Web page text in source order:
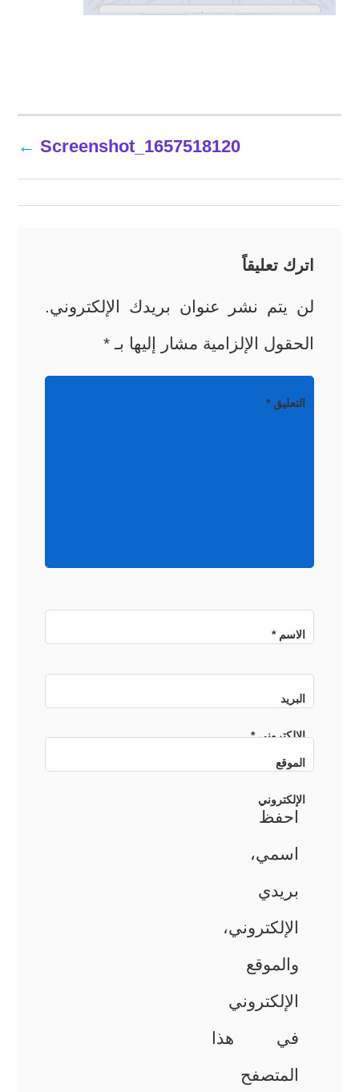
المقالات
Screenshot_1657518120
اترك تعليقاً
لن يتم نشر عنوان بريدك الإلكتروني.
الحقول الإلزامية مشار إليها بـ *
التعليق*
الاسم*
البريد
الإلكتروني*
الموقع
الإلكتروني
احفظ
اسمي،
بريدي
الإلكتروني،
والموقع
الإلكتروني
في هذا
المتصفح